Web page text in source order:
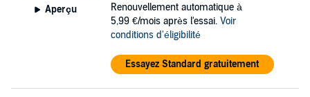
Aperçu
Renouvellement automatique à
5,99 €/mois après l'essai. Voir
conditions d'éligibilité
Essayez Standard gratuitement